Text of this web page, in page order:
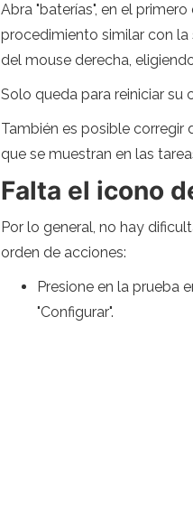
Abra "baterías", en el
procedimiento similar con
del mouse derecha,
Solo queda para reiniciar
También es posible corregir
que se muestran en las
Falta el icono
Por lo general, no hay
orden de acciones:
Presione en la prueba
"Configurar".